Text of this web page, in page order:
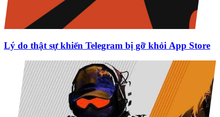
Lý do thật sự khiến Telegram bị gỡ khỏi App Store